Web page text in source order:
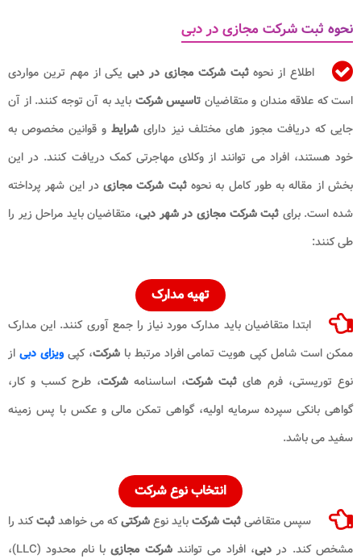
نحوه ثبت شرکت مجازی در دبی
اطلاع از نحوهثبت شرکت مجازی در دبییکی از مهم ترین مواردی
است که علاقه مندان و متقاضیان تاسیس شرکت باید به آن توجه کنند. از آن
جایی که دریافت مجوز های مختلف نیز دارای شرایط و قوانین مخصوص به
خود هستند، افراد می توانند از وکلای مهاجرتی کمک دریافت کنند. در این
بخش از مقاله به طور کامل به نحوهثبت شرکت مجازیدر این شهر پرداخته
شده است. برای ثبت شرکت مجازی در شهر دبی، متقاضیان باید مراحل زیر را
طی کنند:
تهیه مدارک
ابتدا متقاضیان باید مدارک مورد نیاز را جمع آوری کنند. این مدارک
ممکن است شامل کپی هویت تمامی افراد مرتبط باشرکت، کپیویزای دبی از
نوع توریستی، فرم های ثبت شرکت، اساسنامه شرکت، طرح کسب و کار،
گواهی بانکی سپرده سرمایه اولیه، گواهی تمکن مالی و عکس با پس زمینه
سفید می باشد.
انتخاب نوع شرکت
سپس متقاضیثبت شرکتباید نوعشرکتیکه می خواهدثبتکند را
مشخص کند. در دبی، افراد می توانندشرکت مجازی با نام محدود (LLC)،